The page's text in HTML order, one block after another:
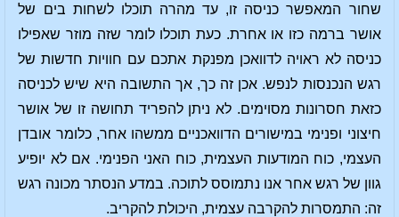
שחור המאפשר כניסה זו, עד מהרה תוכלו לשחות בים של
אושר ברמה כזו או אחרת. כעת תוכלו לומר שזה מוזר שאפילו
כניסה לא ראויה לדוואכן מפנקת אתכם עם חוויות חדשות של
רגש הנכנסות לנפש. אכן זה כך, אך התשובה היא שיש לכניסה
כזאת חסרונות מסוימים. לא ניתן להפריד תחושה זו של אושר
חיצוני ופנימי במישורים הדוואכניים ממשהו אחר, כלומר אובדן
העצמי, כוח המודעות העצמית, כוח האני הפנימי. אם לא יופיע
גוון של רגש אחר אנו נתמוסס לתוכה. במדע הנסתר מכונה רגש
זה: התמסרות להקרבה עצמית, היכולת להקריב.